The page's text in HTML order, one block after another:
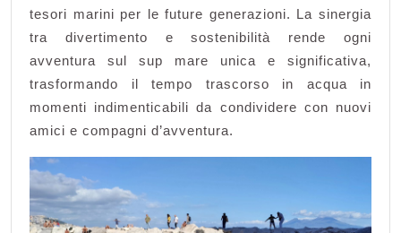
tesori marini per le future generazioni. La sinergia
tra divertimento e sostenibilità rende ogni
avventura sul sup mare unica e significativa,
trasformando il tempo trascorso in acqua in
momenti indimenticabili da condividere con nuovi
amici e compagni d’avventura.